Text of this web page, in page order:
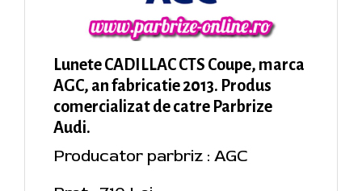
Lunete CADILLAC CTS Coupe, marca
AGC, an fabricatie 2013. Produs
comercializat de catre Parbrize
Audi.
Producator parbriz : AGC